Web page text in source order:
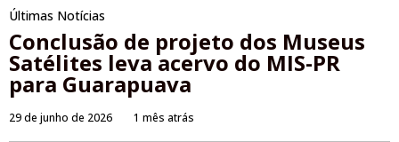
Últimas Notícias
Conclusão de projeto dos Museus
Satélites leva acervo do MIS-PR
para Guarapuava
29 de junho de 2026 1 mês atrás